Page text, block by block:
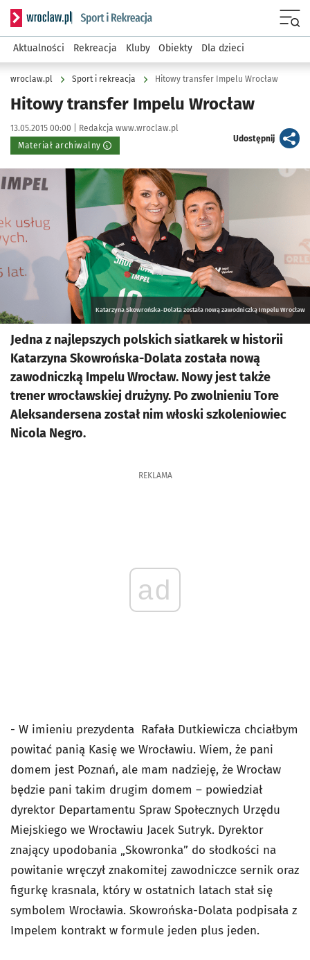
Serwis informacyjny wroclaw.pl podserwis: Sport i rekreacja
Aktualności Rekreacja Kluby Obiekty Dla dzieci
wroclaw.pl Sport i rekreacja Hitowy transfer Impelu Wrocław
Hitowy transfer Impelu Wrocław
Data publikacji:
13.05.2015 00:00 | Autor:
Redakcja www.wroclaw.pl
Materiał archiwalny
Udostępnijartykuł
Kliknij, aby powiększyć
Katarzyna Skowrońska-Dolata została nową zawodniczką Impelu Wrocław
Jedna z najlepszych polskich siatkarek w historii
Katarzyna Skowrońska-Dolata została nową
zawodniczką Impelu Wrocław. Nowy jest także
trener wrocławskiej drużyny. Po zwolnieniu Tore
Aleksandersena został nim włoski szkoleniowiec
Nicola Negro.
REKLAMA
ad
- W imieniu prezydenta Rafała Dutkiewicza chciałbym
powitać panią Kasię we Wrocławiu. Wiem, że pani
domem jest Poznań, ale mam nadzieję, że Wrocław
będzie pani takim drugim domem – powiedział
dyrektor Departamentu Spraw Społecznych Urzędu
Miejskiego we Wrocławiu Jacek Sutryk. Dyrektor
znający upodobania „Skowronka” do słodkości na
powitanie wręczył znakomitej zawodniczce sernik oraz
figurkę krasnala, który w ostatnich latach stał się
symbolem Wrocławia. Skowrońska-Dolata podpisała z
Impelem kontrakt w formule jeden plus jeden.